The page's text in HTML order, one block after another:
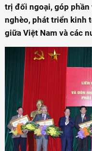
trị đối ngoại, góp
nghèo, phát triển kinh
giữa Việt Nam và các